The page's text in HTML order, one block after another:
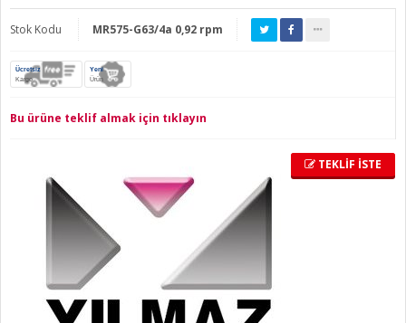
Stok Kodu MR575-G63/4a 0,92 rpm
Ücretsiz
Kargo
Yeni
Ürün
Bu ürüne teklif almak için tıklayın
TEKLİF İSTE